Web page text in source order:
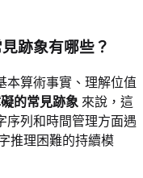
跡象有哪些？
本算術事實、理解位值
的常見跡象 來說，這
序列和時間管理方面遇
推理困難的持續模